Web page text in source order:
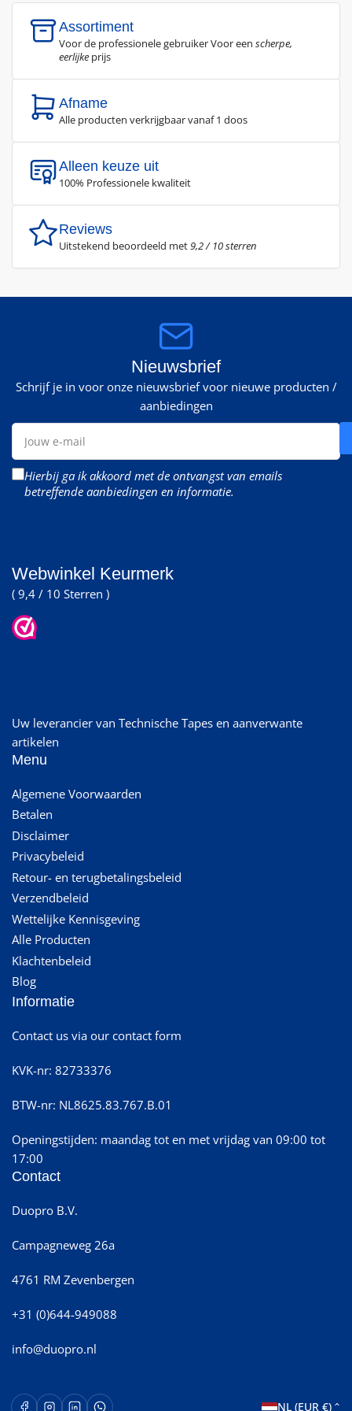
Assortiment
Voor de professionele gebruiker Voor een scherpe,
eerlijke prijs
Afname
Alle producten verkrijgbaar vanaf 1 doos
Alleen keuze uit
100% Professionele kwaliteit
Reviews
Uitstekend beoordeeld met9,2 / 10 sterren
Nieuwsbrief
Schrijf je in voor onze nieuwsbrief voor nieuwe producten /
aanbiedingen
Jouw
mail
Hierbij ga ik akkoord met de ontvangst van emails
betreffende aanbiedingen en informatie.
Webwinkel Keurmerk
( 9,4 / 10 Sterren )
Uw leverancier van Technische Tapes en aanverwante
artikelen
Menu
Algemene Voorwaarden
Betalen
Disclaimer
Privacybeleid
Retour- en terugbetalingsbeleid
Verzendbeleid
Wettelijke Kennisgeving
Alle Producten
Klachtenbeleid
Blog
Informatie
Contact us via our contact form
KVK-nr: 82733376
BTW-nr: NL8625.83.767.B.01
Openingstijden: maandag tot en met vrijdag van 09:00 tot
17:00
Contact
Duopro B.V.
Campagneweg 26a
4761 RM Zevenbergen
+31 (0)644-949088
info@duopro.nl
FacebookInstagram
LinkedInWhatsApp Opent in een nieuw venster.
L
NL (EUR €)